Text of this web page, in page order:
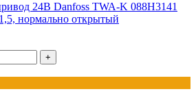
24В Danfoss TWA-K 088H3141
нормально открытый
+